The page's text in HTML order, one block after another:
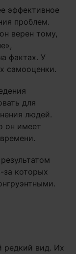
эффективное
проблем.
верен тому,
фактах. У
самооценки.
для
людей.
он имеет
за которых
редкий вид. Их